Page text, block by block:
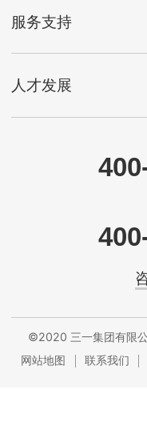
服务支持
人才发展
©2020 三一集团有限
网站地图
联系我们